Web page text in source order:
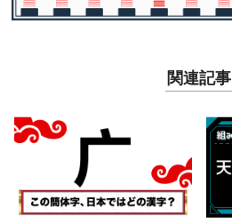
関連記事